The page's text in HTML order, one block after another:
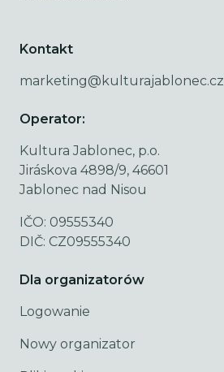
Kontakt
marketing@kulturajablonec.cz
Operator:
Kultura Jablonec, p.o.
Jiráskova 4898/9, 46601
Jablonec nad Nisou
IČO: 09555340
DIČ: CZ09555340
Dla organizatorów
Logowanie
Nowy organizator